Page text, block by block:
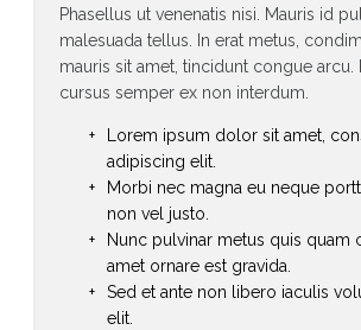
Phasellus ut venenatis nisi. Mauris id
malesuada tellus. In erat metus,
mauris sit amet, tincidunt congue arcu.
cursus semper ex non interdum.
Lorem ipsum dolor sit amet,
adipiscing elit.
Morbi nec magna eu neque
non vel justo.
Nunc pulvinar metus quis quam
amet ornare est gravida.
Sed et ante non libero iaculis
elit.